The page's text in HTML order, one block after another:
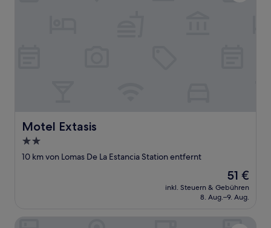
Motel Extasis
Motel Extasis
2.0-
Sterne-
10 km von Lomas De La Estancia Station entfernt
Der
Preis
beträgt
51 €
inkl. Steuern & Gebühren
8. Aug.–9. Aug.